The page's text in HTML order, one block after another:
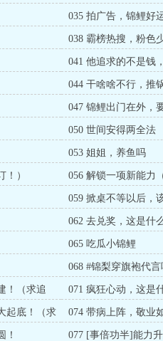
035 拍广告，锦鲤好
038 霸榜热搜，粉色
041 他追求的不是钱
044 干啥啥不行，推
047 锦鲤出门在外，
050 世间安得两全法
053 姐姐，养鱼吗
） 056 解锁一项新能力
059 掀桌不等以后，
062 去兑奖，这是什
065 吃瓜小锦鲤
068 #锦梨穿旗袍代言
！（求追
071 疯狂心动，这是
起底！（求
074 带病上阵，敬业
票）
！ 077 [事倍功半]能力